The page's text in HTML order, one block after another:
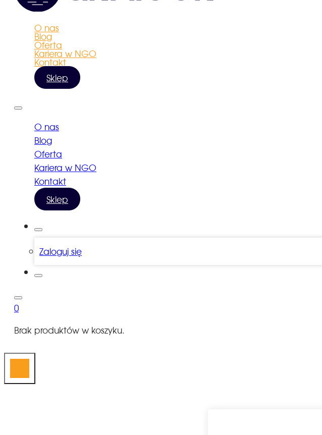
O nas
Blog
Oferta
Kariera w NGO
Kontakt
Sklep
O nas
Blog
Oferta
Kariera w NGO
Kontakt
Sklep
Zaloguj się
0
Brak produktów w koszyku.